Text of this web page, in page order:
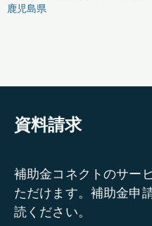
鹿児島県
資料請求
補助金コネクトのサー
ただけます。補助金申
読ください。